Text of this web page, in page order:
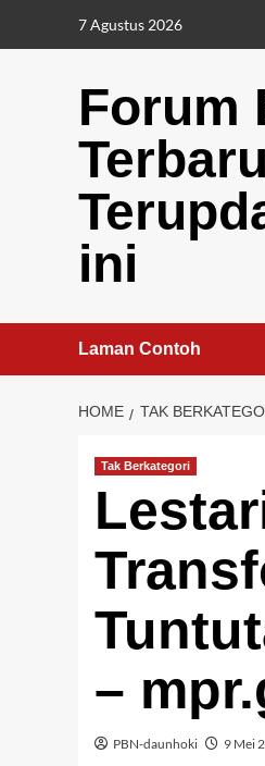
7 Agustus 2026
Forum
ini
Laman Contoh
HOME TAK
Tak Berkategori
–
PBN-daunhoki 9 Mei